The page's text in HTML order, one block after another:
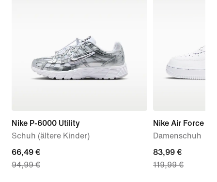
Nike P-6000 Utility
Schuh (ältere Kinder)
current
price
66,49 €
94,99 €
Nike Air Force 1
Damenschuh
current
price
83,99 €
119,99 €